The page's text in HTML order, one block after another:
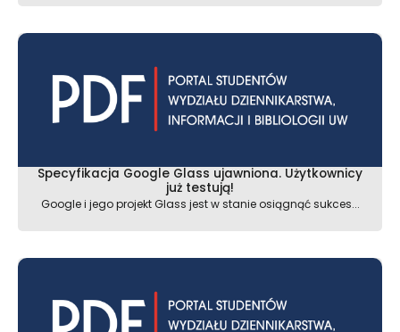
Specyfikacja Google Glass ujawniona. Użytkownicy
już testują!
Google i jego projekt Glass jest w stanie osiągnąć sukces...